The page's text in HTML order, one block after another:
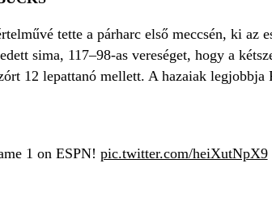
tette a párharc első meccsén, ki az
sima, 117–98-as vereséget, hogy a
12 lepattanó mellett. A hazaiak
1 on ESPN! pic.twitter.com/heiXutNpX9